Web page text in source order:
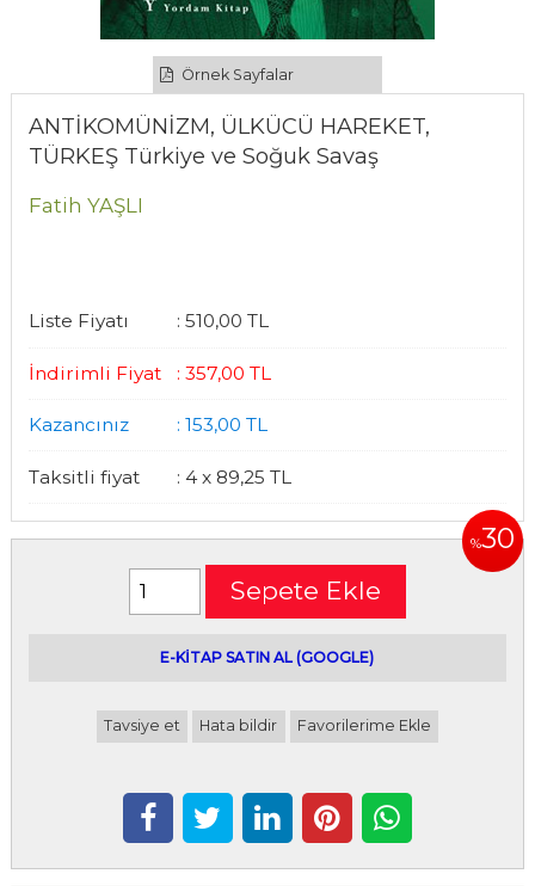
Örnek Sayfalar
ANTİKOMÜNİZM, ÜLKÜCÜ HAREKET,
TÜRKEŞ Türkiye ve Soğuk Savaş
Fatih YAŞLI
Liste Fiyatı : 510,00 TL
İndirimli Fiyat : 357,00 TL
Kazancınız : 153,00 TL
Taksitli fiyat : 4 x 89,25 TL
%30
Sepete Ekle
E-KİTAP SATIN AL (GOOGLE)
Tavsiye et Hata bildir Favorilerime Ekle